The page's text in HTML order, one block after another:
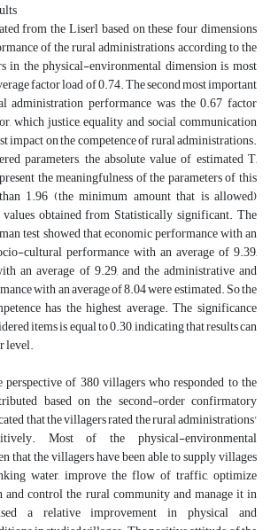
from the Liserl based on these four dimensions
of the rural administrations according to the
in the physical-environmental dimension is most
factor load of 0.74. The second most important
administration performance was the 0.67 factor
which justice, equality and social communication
impact on the competence of rural administrations.
parameters, the absolute value of estimated T,
the meaningfulness of the parameters of this
1.96 (the minimum amount that is allowed)
obtained from Statistically significant. The
test showed that economic performance with an
cultural performance with an average of 9.39,
an average of 9.29, and the administrative and
with an average of 8.04 were estimated. So the
has the highest average. The significance
items is equal to 0.30, indicating that results can
level.
of 380 villagers who responded to the
based on the second-order confirmatory
that the villagers rated the rural administrations'
Most of the physical-environmental
that the villagers have been able to supply villages
water, improve the flow of traffic, optimize
and control the rural community and manage it in
a relative improvement in physical and